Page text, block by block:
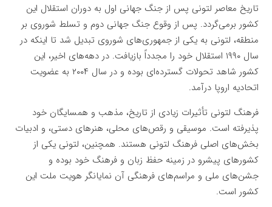
تاریخ معاصر لتونی پس از جنگ جهانی اول به دوران استقلال این
کشور برمی‌گردد. پس از وقوع جنگ جهانی دوم و تسلط شوروی بر
منطقه، لتونی به یکی از جمهوری‌های شوروی تبدیل شد تا اینکه در
سال ۱۹۹۰ استقلال خود را مجدداً بازیافت. در دهه‌های اخیر، این
کشور شاهد تحولات گسترده‌ای بوده و در سال ۲۰۰۴ به عضویت
اتحادیه اروپا درآمد.
فرهنگ لتونی تأثیرات زیادی از تاریخ، مذهب و همسایگان خود
پذیرفته است. موسیقی و رقص‌های محلی، هنرهای دستی، و ادبیات
بخش‌های اصلی فرهنگ لتونی هستند. همچنین، لتونی یکی از
کشورهای پیشرو در زمینه حفظ زبان و فرهنگ خود بوده و
جشن‌های ملی و مراسم‌های فرهنگی آن نمایانگر هویت ملت این
کشور است.